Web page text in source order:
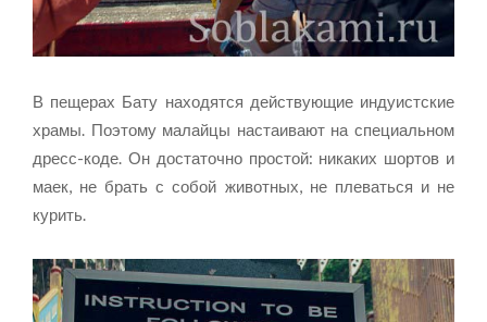
В пещерах Бату находятся действующие индуистские
храмы. Поэтому малайцы настаивают на специальном
дресс-коде. Он достаточно простой: никаких шортов и
маек, не брать с собой животных, не плеваться и не
курить.